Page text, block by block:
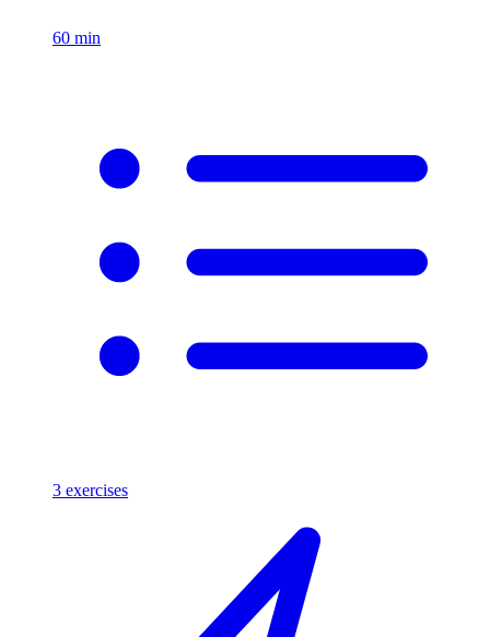
60 min
3 exercises